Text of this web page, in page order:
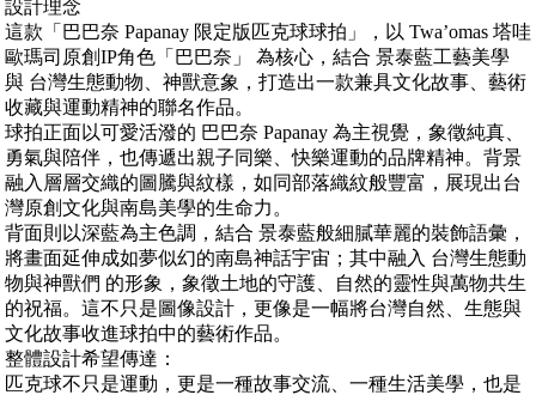
設計理念
這款「巴巴奈 Papanay 限定版匹克球球拍」，以 Twa’omas 塔哇
歐瑪司原創IP角色「巴巴奈」 為核心，結合 景泰藍工藝美學
與 台灣生態動物、神獸意象，打造出一款兼具文化故事、藝術
收藏與運動精神的聯名作品。
球拍正面以可愛活潑的 巴巴奈 Papanay 為主視覺，象徵純真、
勇氣與陪伴，也傳遞出親子同樂、快樂運動的品牌精神。背景
融入層層交織的圖騰與紋樣，如同部落織紋般豐富，展現出台
灣原創文化與南島美學的生命力。
背面則以深藍為主色調，結合 景泰藍般細膩華麗的裝飾語彙，
將畫面延伸成如夢似幻的南島神話宇宙；其中融入 台灣生態動
物與神獸們 的形象，象徵土地的守護、自然的靈性與萬物共生
的祝福。這不只是圖像設計，更像是一幅將台灣自然、生態與
文化故事收進球拍中的藝術作品。
整體設計希望傳達：
匹克球不只是運動，更是一種故事交流、一種生活美學，也是